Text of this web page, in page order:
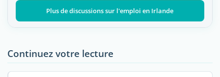
Plus de discussions sur l'emploi en Irlande
Continuez votre lecture